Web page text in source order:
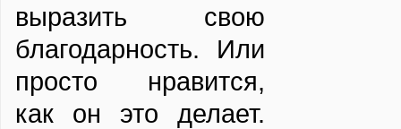
выразить свою
благодарность. Или
просто нравится,
как он это делает.